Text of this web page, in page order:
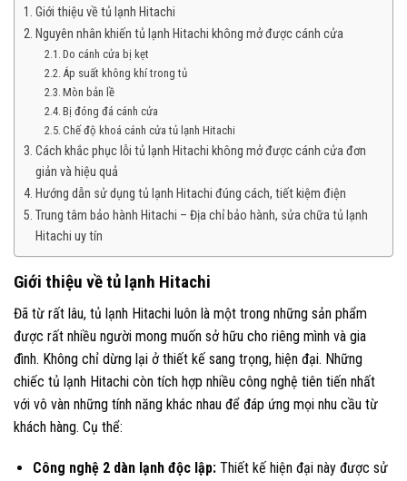
Giới thiệu về tủ lạnh Hitachi
Nguyên nhân khiến tủ lạnh Hitachi không mở được cánh cửa
Do cánh cửa bị kẹt
Áp suất không khí trong tủ
Mòn bản lề
Bị đóng đá cánh cửa
Chế độ khoá cánh cửa tủ lạnh Hitachi
Cách khắc phục lỗi tủ lạnh Hitachi không mở được cánh cửa đơn
giản và hiệu quả
Hướng dẫn sử dụng tủ lạnh Hitachi đúng cách, tiết kiệm điện
Trung tâm bảo hành Hitachi – Địa chỉ bảo hành, sửa chữa tủ lạnh
Hitachi uy tín
Giới thiệu về tủ lạnh Hitachi
Đã từ rất lâu, tủ lạnh Hitachi luôn là một trong những sản phẩm
được rất nhiều người mong muốn sở hữu cho riêng mình và gia
đình. Không chỉ dừng lại ở thiết kế sang trọng, hiện đại. Những
chiếc tủ lạnh Hitachi còn tích hợp nhiều công nghệ tiên tiến nhất
với vô vàn những tính năng khác nhau để đáp ứng mọi nhu cầu từ
khách hàng. Cụ thể:
Công nghệ 2 dàn lạnh độc lập: Thiết kế hiện đại này được sử